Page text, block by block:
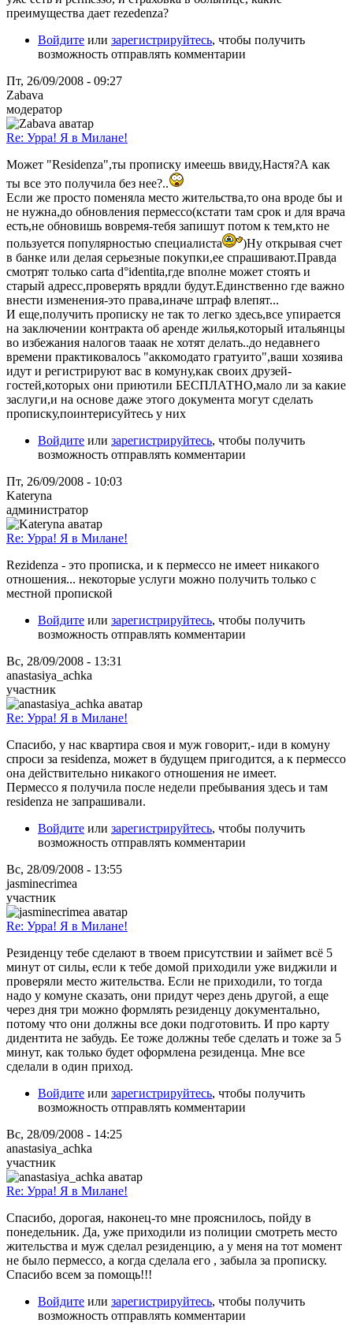
преимущества дает rezedenza?
Войдите или зарегистрируйтесь, чтобы получить
возможность отправлять комментарии
Пт, 26/09/2008 - 09:27
Zabava
модератор
Re: Урра! Я в Милане!
Может "Residenza",ты прописку имеешь ввиду,Настя?А как
ты все это получила без нее?..
Если же просто поменяла место жительства,то она вроде бы и
не нужна,до обновления пермессо(кстати там срок и для врача
есть,не обновишь вовремя-тебя запишут потом к тем,кто не
пользуется популярностью специалиста
)Ну открывая счет
в банке или делая серьезные покупки,ее спрашивают.Правда
смотрят только carta d°identita,где вполне может стоять и
старый адресс,проверять врядли будут.Единственно где важно
внести изменения-это права,иначе штраф влепят...
И еще,получить прописку не так то легко здесь,все упирается
на заключении контракта об аренде жилья,который итальянцы
во избежания налогов тааак не хотят делать..до недавнего
времени практиковалось "аккомодато гратуито",ваши хозяива
идут и регистрируют вас в комуну,как своих друзей-
гостей,которых они приютили БЕСПЛАТНО,мало ли за какие
заслуги,и на основе даже этого документа могут сделать
прописку,поинтерисуйтесь у них
Войдите или зарегистрируйтесь, чтобы получить
возможность отправлять комментарии
Пт, 26/09/2008 - 10:03
Kateryna
администратор
Re: Урра! Я в Милане!
Rezidenza - это прописка, и к пермессо не имеет никакого
отношения... некоторые услуги можно получить только с
местной пропиской
Войдите или зарегистрируйтесь, чтобы получить
возможность отправлять комментарии
Вс, 28/09/2008 - 13:31
anastasiya_achka
участник
Re: Урра! Я в Милане!
Спасибо, у нас квартира своя и муж говорит,- иди в комуну
спроси за residenza, может в будущем пригодится, а к пермессо
она действительно никакого отношения не имеет.
Пермессо я получила после недели пребывания здесь и там
residenza не запрашивали.
Войдите или зарегистрируйтесь, чтобы получить
возможность отправлять комментарии
Вс, 28/09/2008 - 13:55
jasminecrimea
участник
Re: Урра! Я в Милане!
Резиденцу тебе сделают в твоем присутствии и займет всё 5
минут от силы, если к тебе домой приходили уже виджили и
проверяли место жительства. Если не приходили, то тогда
надо у комуне сказать, они придут через день другой, а еще
через дня три можно формлять резиденцу документально,
потому что они должны все доки подготовить. И про карту
дидентита не забудь. Ее тоже должны тебе сделать и тоже за 5
минут, как только будет оформлена резиденца. Мне все
сделали в один приход.
Войдите или зарегистрируйтесь, чтобы получить
возможность отправлять комментарии
Вс, 28/09/2008 - 14:25
anastasiya_achka
участник
Re: Урра! Я в Милане!
Спасибо, дорогая, наконец-то мне прояснилось, пойду в
понедельник. Да, уже приходили из полиции смотреть место
жительства и муж сделал резиденцию, а у меня на тот момент
не было пермессо, а когда сделала его , забыла за прописку.
Спасибо всем за помощь!!!
Войдите или зарегистрируйтесь, чтобы получить
возможность отправлять комментарии